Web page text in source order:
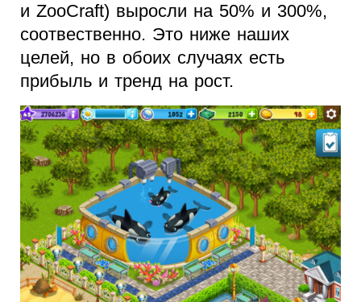
и ZooCraft) выросли на 50% и 300%,
соотвественно. Это ниже наших
целей, но в обоих случаях есть
прибыль и тренд на рост.